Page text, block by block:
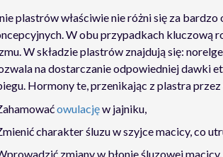
plastrów właściwie nie różni się za
W obu przypadkach kluczową
W składzie plastrów znajdują się:
na dostarczanie odpowiedniej dawki
Hormony te, przenikając z plastra przez
owulacjęw jajniku,
charakter śluzu w szyjce macicy, co
zmiany w błonie śluzowej